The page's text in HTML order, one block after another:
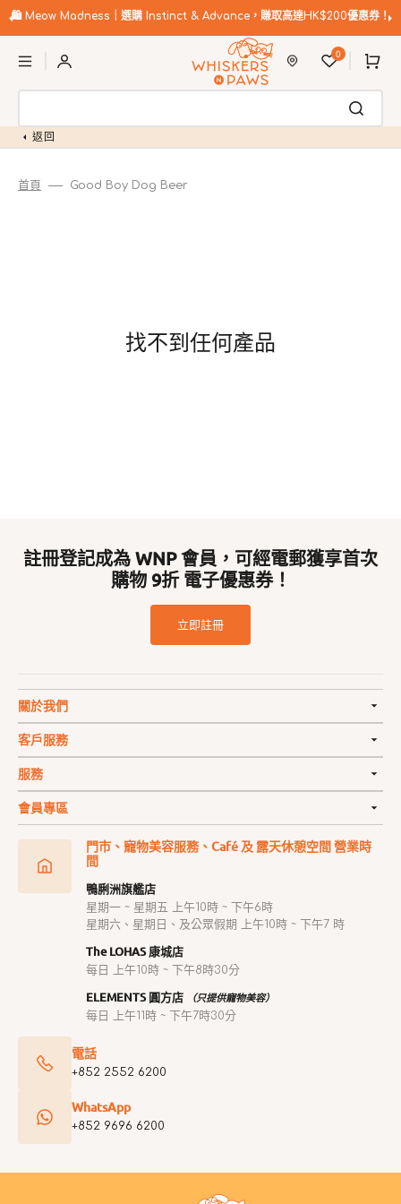
至
容
🛍️ Meow Madness｜選購 Instinct & Advance，賺取高達HK$200優惠券！
0
購
物
返回
首頁 Good Boy Dog Beer
找不到任何產品
註冊登記成為 WNP 會員，可經電郵獲享首次
購物 9折 電子優惠券！
立即註冊
關於我們
客戶服務
服務
會員專區
門市、寵物美容服務、Café 及 露天休憩空間 營業時
間
鴨脷洲旗艦店
星期一 ~ 星期五 上午10時 ~ 下午6時
星期六、星期日、及公眾假期 上午10時 ~ 下午7 時
The LOHAS 康城店
每日 上午10時 ~ 下午8時30分
ELEMENTS 圓方店 （只提供寵物美容）
每日 上午11時 ~ 下午7時30分
電話
+852 2552 6200
WhatsApp
+852 9696 6200